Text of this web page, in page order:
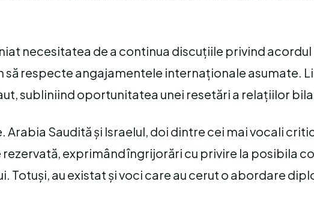
necesitatea de a continua discuțiile privind acordul
să respecte angajamentele internaționale asumate.
subliniind oportunitatea unei resetări a relațiilor
Saudită și Israelul, doi dintre cei mai vocali
exprimând îngrijorări cu privire la posibila
Totuși, au existat și voci care au cerut o abordare